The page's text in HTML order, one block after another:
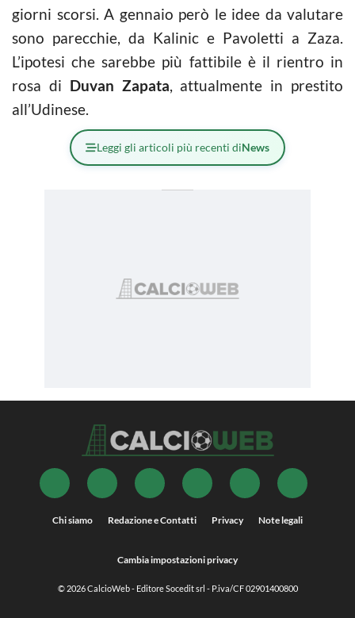
giorni scorsi. A gennaio però le idee da valutare
sono parecchie, da Kalinic e Pavoletti a Zaza.
L’ipotesi che sarebbe più fattibile è il rientro in
rosa di Duvan Zapata, attualmente in prestito
all’Udinese.
Leggi gli articoli più recenti diNews
Chi siamo Redazione e Contatti Privacy Note legali
Cambia impostazioni privacy
© 2026CalcioWeb- Editore Socedit srl - P.iva/CF 02901400800